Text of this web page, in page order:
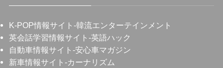
K-POP情報サイト -韓流エンターテインメント
英会話学習情報サイト -英語ハック
自動車情報サイト -安心車マガジン
新車情報サイト -カーナリズム